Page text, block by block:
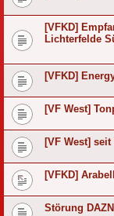
[VFKD]
Lichterfelde
[VFKD]
[VF West]
[VF West]
[VFKD]
Störung